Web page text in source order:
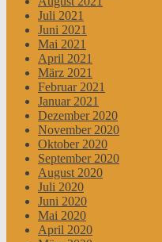
Juli 2021
Juni 2021
Mai 2021
April 2021
März 2021
Februar 2021
Januar 2021
Dezember 2020
November 2020
Oktober 2020
September 2020
August 2020
Juli 2020
Juni 2020
Mai 2020
April 2020